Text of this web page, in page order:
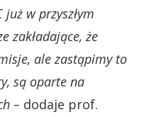
w przyszłym
zakładające, że
ale zastąpimy to
są oparte na
– dodaje prof.